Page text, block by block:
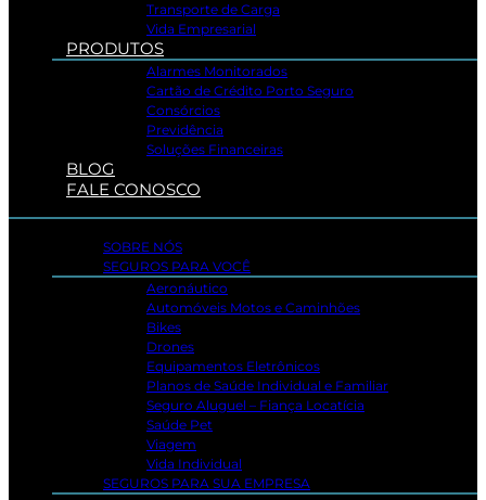
Transporte de Carga
Vida Empresarial
PRODUTOS
Alarmes Monitorados
Cartão de Crédito Porto Seguro
Consórcios
Previdência
Soluções Financeiras
BLOG
FALE CONOSCO
SOBRE NÓS
SEGUROS PARA VOCÊ
Aeronáutico
Automóveis Motos e Caminhões
Bikes
Drones
Equipamentos Eletrônicos
Planos de Saúde Individual e Familiar
Seguro Aluguel – Fiança Locatícia
Saúde Pet
Viagem
Vida Individual
SEGUROS PARA SUA EMPRESA